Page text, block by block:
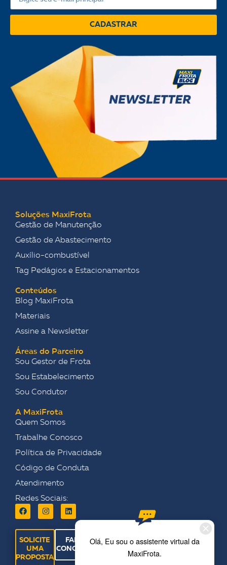
CADASTRAR
Soluções MaxiFrota
Gestão de Manutenção
Gestão de Abastecimento
Auxílio-combustível
Tag Pedágios e Estacionamentos
Conteúdos
Blog MaxiFrota
Materiais
Assine a Newsletter
Áreas do Parceiro
Sou Gestor de Frota
Sou Estabelecimento
Sou Condutor
A MaxiFrota
Quem Somos
Trabalhe Conosco
Política de Privacidade
Código de Conduta
Atendimento
Redes Sociais:
SOLICITE
UMA
PROPOSTA
FALE
CONOSCO